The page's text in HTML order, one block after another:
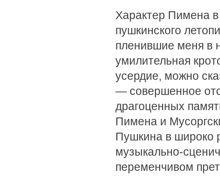
Характер Пимена
пушкинского
пленившие меня в
умилительная
усердие, можно
— совершенное
драгоценных
Пимена и
Пушкина в широко
музыкально-
переменчивом